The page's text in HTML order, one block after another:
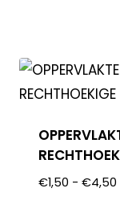
€1,50 - €4,50